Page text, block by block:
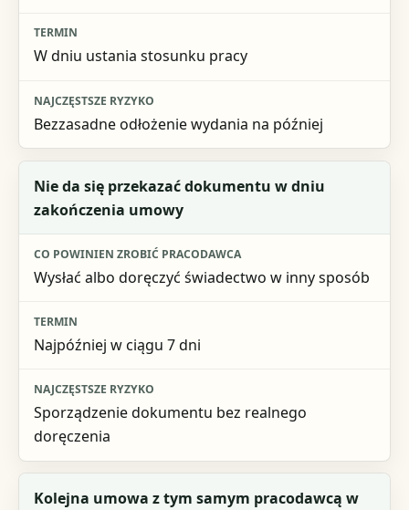
W dniu ustania stosunku pracy
Bezzasadne odłożenie wydania na później
Nie da się przekazać dokumentu w dniu
zakończenia umowy
Wysłać albo doręczyć świadectwo w inny sposób
Najpóźniej w ciągu 7 dni
Sporządzenie dokumentu bez realnego
doręczenia
Kolejna umowa z tym samym pracodawcą w